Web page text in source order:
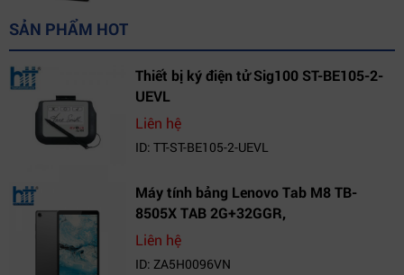
SẢN PHẨM HOT
Thiết bị ký điện tử Sig100 ST-BE105-2-
UEVL
Liên hệ
ID: TT-ST-BE105-2-UEVL
Máy tính bảng Lenovo Tab M8 TB-
8505X TAB 2G+32GGR,
VN_ZA5H0096VN
Liên hệ
ID: ZA5H0096VN